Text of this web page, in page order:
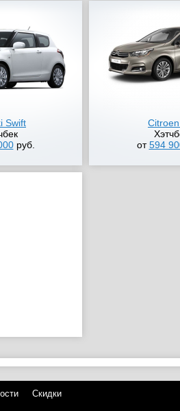
Swift
руб.
от594
Скидки